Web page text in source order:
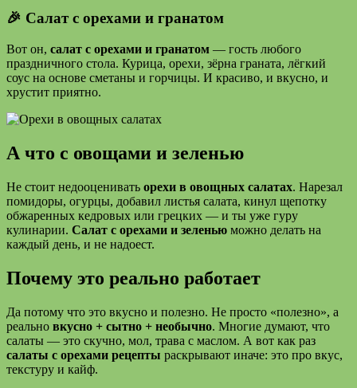
🎉 Салат с орехами и гранатом
Вот он, салат с орехами и гранатом — гость любого
праздничного стола. Курица, орехи, зёрна граната, лёгкий
соус на основе сметаны и горчицы. И красиво, и вкусно, и
хрустит приятно.
А что с овощами и зеленью
Не стоит недооценивать орехи в овощных салатах. Нарезал
помидоры, огурцы, добавил листья салата, кинул щепотку
обжаренных кедровых или грецких — и ты уже гуру
кулинарии. Салат с орехами и зеленью можно делать на
каждый день, и не надоест.
Почему это реально работает
Да потому что это вкусно и полезно. Не просто «полезно», а
реально вкусно + сытно + необычно. Многие думают, что
салаты — это скучно, мол, трава с маслом. А вот как раз
салаты с орехами рецепты раскрывают иначе: это про вкус,
текстуру и кайф.